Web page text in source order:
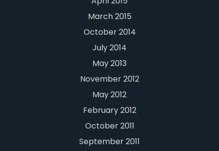
March 2015
October 2014
July 2014
May 2013
November 2012
May 2012
February 2012
October 2011
September 2011